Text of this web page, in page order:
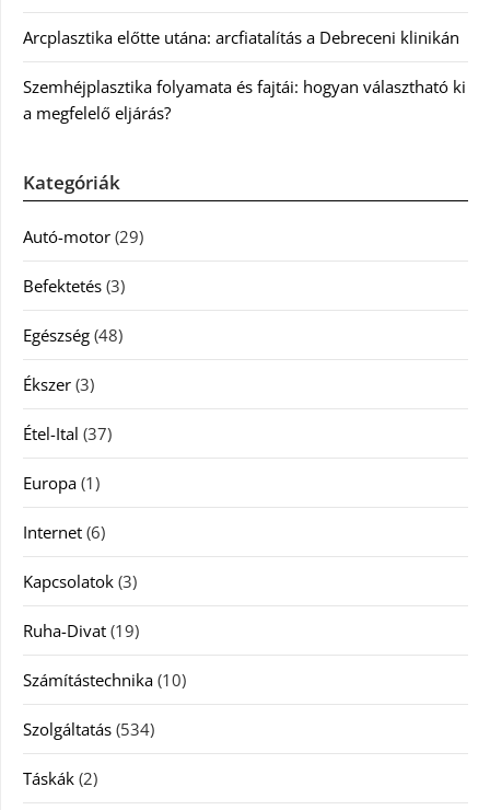
Arcplasztika előtte utána: arcfiatalítás a Debreceni klinikán
Szemhéjplasztika folyamata és fajtái: hogyan választható ki
a megfelelő eljárás?
Kategóriák
Autó-motor (29)
Befektetés (3)
Egészség (48)
Ékszer (3)
Étel-Ital (37)
Europa (1)
Internet (6)
Kapcsolatok (3)
Ruha-Divat (19)
Számítástechnika (10)
Szolgáltatás (534)
Táskák (2)